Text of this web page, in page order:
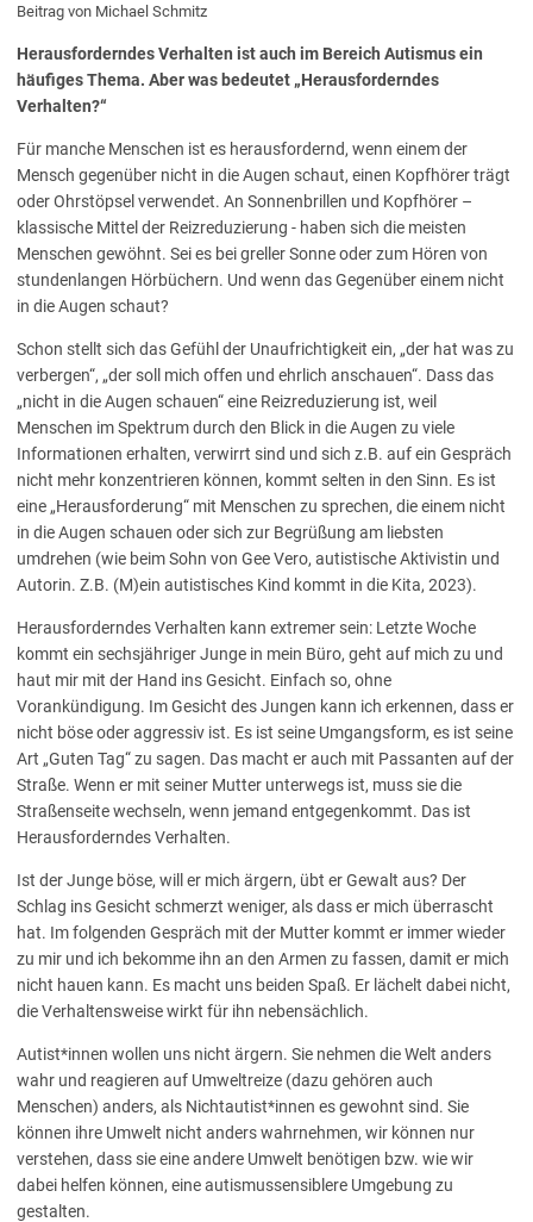
Beitrag von Michael Schmitz
Herausforderndes Verhalten ist auch im Bereich Autismus ein
häufiges Thema. Aber was bedeutet „Herausforderndes
Verhalten?“
Für manche Menschen ist es herausfordernd, wenn einem der
Mensch gegenüber nicht in die Augen schaut, einen Kopfhörer trägt
oder Ohrstöpsel verwendet. An Sonnenbrillen und Kopfhörer –
klassische Mittel der Reizreduzierung - haben sich die meisten
Menschen gewöhnt. Sei es bei greller Sonne oder zum Hören von
stundenlangen Hörbüchern. Und wenn das Gegenüber einem nicht
in die Augen schaut?
Schon stellt sich das Gefühl der Unaufrichtigkeit ein, „der hat was zu
verbergen“, „der soll mich offen und ehrlich anschauen“. Dass das
„nicht in die Augen schauen“ eine Reizreduzierung ist, weil
Menschen im Spektrum durch den Blick in die Augen zu viele
Informationen erhalten, verwirrt sind und sich z.B. auf ein Gespräch
nicht mehr konzentrieren können, kommt selten in den Sinn. Es ist
eine „Herausforderung“ mit Menschen zu sprechen, die einem nicht
in die Augen schauen oder sich zur Begrüßung am liebsten
umdrehen (wie beim Sohn von Gee Vero, autistische Aktivistin und
Autorin. Z.B. (M)ein autistisches Kind kommt in die Kita, 2023).
Herausforderndes Verhalten kann extremer sein: Letzte Woche
kommt ein sechsjähriger Junge in mein Büro, geht auf mich zu und
haut mir mit der Hand ins Gesicht. Einfach so, ohne
Vorankündigung. Im Gesicht des Jungen kann ich erkennen, dass er
nicht böse oder aggressiv ist. Es ist seine Umgangsform, es ist seine
Art „Guten Tag“ zu sagen. Das macht er auch mit Passanten auf der
Straße. Wenn er mit seiner Mutter unterwegs ist, muss sie die
Straßenseite wechseln, wenn jemand entgegenkommt. Das ist
Herausforderndes Verhalten.
Ist der Junge böse, will er mich ärgern, übt er Gewalt aus? Der
Schlag ins Gesicht schmerzt weniger, als dass er mich überrascht
hat. Im folgenden Gespräch mit der Mutter kommt er immer wieder
zu mir und ich bekomme ihn an den Armen zu fassen, damit er mich
nicht hauen kann. Es macht uns beiden Spaß. Er lächelt dabei nicht,
die Verhaltensweise wirkt für ihn nebensächlich.
Autist*innen wollen uns nicht ärgern. Sie nehmen die Welt anders
wahr und reagieren auf Umweltreize (dazu gehören auch
Menschen) anders, als Nichtautist*innen es gewohnt sind. Sie
können ihre Umwelt nicht anders wahrnehmen, wir können nur
verstehen, dass sie eine andere Umwelt benötigen bzw. wie wir
dabei helfen können, eine autismussensiblere Umgebung zu
gestalten.